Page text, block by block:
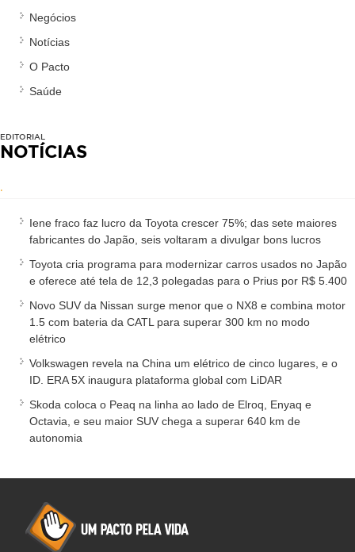
Negócios
Notícias
O Pacto
Saúde
EDITORIAL
NOTÍCIAS
.
Iene fraco faz lucro da Toyota crescer 75%; das sete maiores
fabricantes do Japão, seis voltaram a divulgar bons lucros
Toyota cria programa para modernizar carros usados no Japão
e oferece até tela de 12,3 polegadas para o Prius por R$ 5.400
Novo SUV da Nissan surge menor que o NX8 e combina motor
1.5 com bateria da CATL para superar 300 km no modo
elétrico
Volkswagen revela na China um elétrico de cinco lugares, e o
ID. ERA 5X inaugura plataforma global com LiDAR
Skoda coloca o Peaq na linha ao lado de Elroq, Enyaq e
Octavia, e seu maior SUV chega a superar 640 km de
autonomia